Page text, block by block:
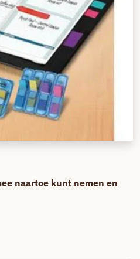
naartoe kunt nemen en